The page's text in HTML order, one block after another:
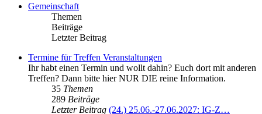
Gemeinschaft
Themen
Beiträge
Letzter Beitrag
Termine für Treffen Veranstaltungen
Ihr habt einen Termin und wollt dahin? Euch dort mit anderen
Treffen? Dann bitte hier NUR DIE reine Information.
35 Themen
289 Beiträge
Letzter Beitrag (24.) 25.06.-27.06.2027: IG-Z…